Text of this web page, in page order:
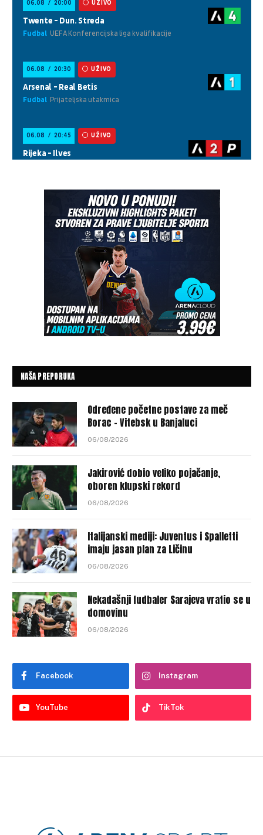
NAŠA PREPORUKA
Određene početne postave za meč
Borac – Vitebsk u Banjaluci
06/08/2026
Jakirović dobio veliko pojačanje,
oboren klupski rekord
06/08/2026
Italijanski mediji: Juventus i Spalletti
imaju jasan plan za Ličinu
06/08/2026
Nekadašnji fudbaler Sarajeva vratio se u
domovinu
06/08/2026
Facebook Instagram
YouTube TikTok